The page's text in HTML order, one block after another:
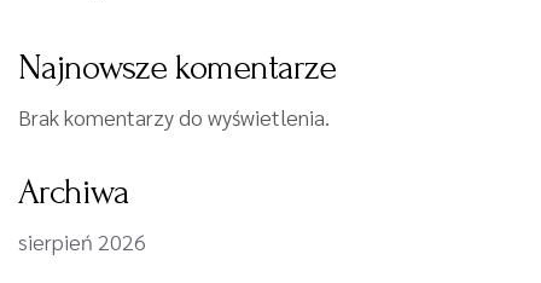
Najnowsze komentarze
Brak komentarzy do wyświetlenia.
Archiwa
sierpień 2026